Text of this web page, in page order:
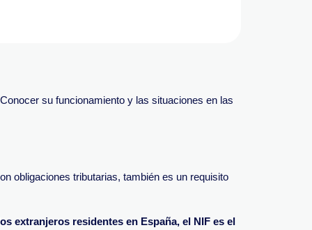
su funcionamiento y las situaciones en las
obligaciones tributarias, también es un requisito
extranjeros residentes en España, el NIF es el